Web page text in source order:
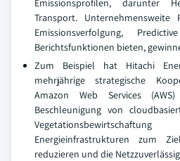
Emissionsprofilen, darunter
Transport. Unternehmensweite
Emissionsverfolgung,
Berichtsfunktionen bieten,
Zum Beispiel hat Hitachi
mehrjährige strategische
Amazon Web Services
Beschleunigung von
Energieinfrastrukturen zum
reduzieren und die